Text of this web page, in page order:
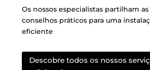
Os nossos especialistas partilham as
conselhos práticos para uma
eficiente
Descobre todos os nossos